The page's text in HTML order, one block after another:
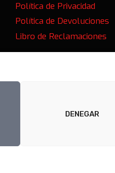
DENEGAR
Política de Privacidad
Política de Devoluciones
Libro de Reclamaciones